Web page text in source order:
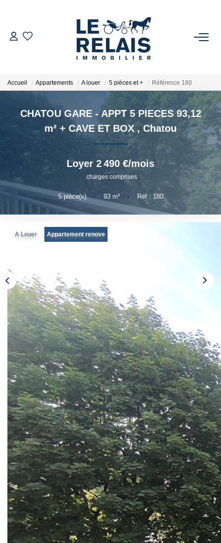
ACCUEIL
ACHETER
Nos Biens
Nos Services
VENDRE/ESTIMER
Estimer
Nos Services
LOUER
GÉRER
ENTREPRISES
Nos Biens
Nos Services
PROGRAMMES NEUFS
AGENCE
CONTACT
Accueil Appartements A louer 5 pièces et + Référence 180
CHATOU GARE - APPT 5 PIECES 93,12
m² + CAVE ET BOX,Chatou
Loyer 2 490 €/mois
charges comprises
5pièce(s) • 93m² • Réf : 180
A Louer Appartement renove
Description
Réf : 180
A 5 minutes à pied du RER et des commerces et 10
minutes de la piscine, dans une résidence arborée et
verdoyante, très bien entretenue et sécurisée, cet
appartement ENTIEREMENT RENOVE se trouve au
calme en retrait total de la rue. Aucun vis-à-vis pour profiter
sereinement de la loggia ensoleillée.
Il se situe au 2ème étage (sans ascenseur) et se compose
d'une entrée, un séjour ouvrant sur la loggia orientée SUD